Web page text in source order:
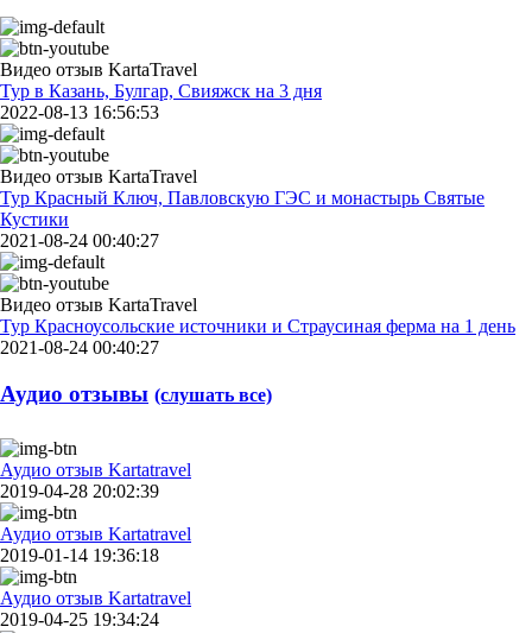
Видео отзыв KartaTravel
Тур в Казань, Булгар, Свияжск на 3 дня
2022-08-13 16:56:53
Видео отзыв KartaTravel
Тур Красный Ключ, Павловскую ГЭС и монастырь Святые
Кустики
2021-08-24 00:40:27
Видео отзыв KartaTravel
Тур Красноусольские источники и Страусиная ферма на 1 день
2021-08-24 00:40:27
Аудио отзывы (слушать все)
Аудио отзыв Kartatravel
2019-04-28 20:02:39
Аудио отзыв Kartatravel
2019-01-14 19:36:18
Аудио отзыв Kartatravel
2019-04-25 19:34:24